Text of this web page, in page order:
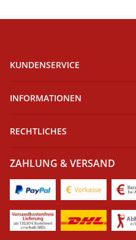
KUNDENSERVICE
INFORMATIONEN
RECHTLICHES
ZAHLUNG & VERSAND